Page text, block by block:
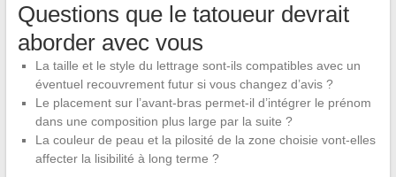
Questions que le tatoueur devrait
aborder avec vous
La taille et le style du lettrage sont-ils compatibles avec un
éventuel recouvrement futur si vous changez d’avis ?
Le placement sur l’avant-bras permet-il d’intégrer le prénom
dans une composition plus large par la suite ?
La couleur de peau et la pilosité de la zone choisie vont-elles
affecter la lisibilité à long terme ?